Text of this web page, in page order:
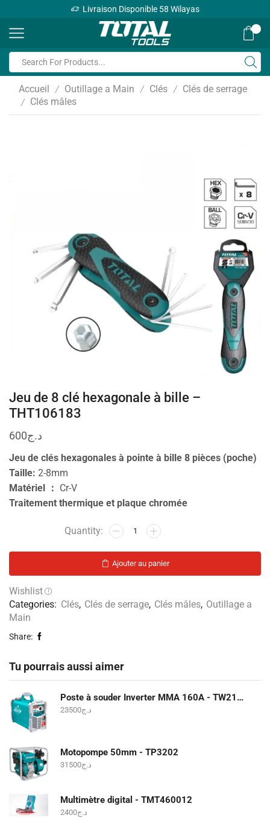
Livraison Disponible 58 Wilayas
Accueil / Outillage a Main / Clés / Clés de serrage
/ Clés mâles
Jeu de 8 clé hexagonale à bille –
THT106183
د.ج600
Jeu de clés hexagonales à pointe à bille 8 pièces (poche)
Taille: 2-8mm
Matériel ： Cr-V
Traitement thermique et plaque chromée
Ajouter au panier
Wishlist
Categories: Clés, Clés de serrage, Clés mâles, Outillage a
Main
Share:
Tu pourrais aussi aimer
Poste à souder Inverter MMA 160A - TW21605
د.ج23500
Motopompe 50mm - TP3202
د.ج31500
Multimètre digital - TMT460012
د.ج2400